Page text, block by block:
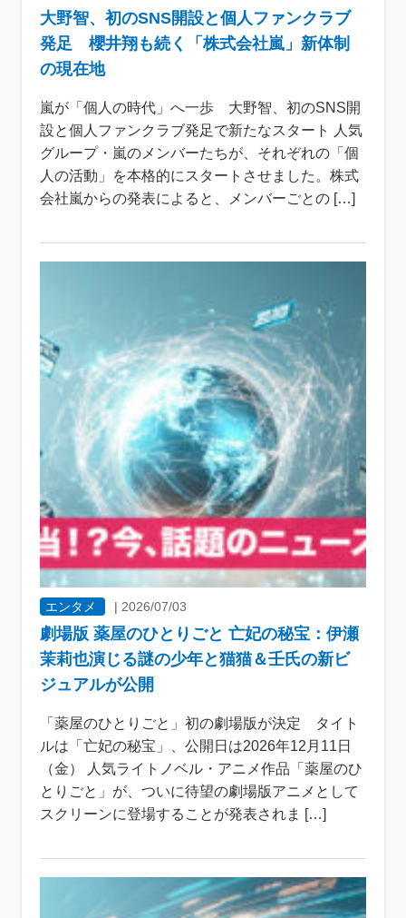
大野智、初のSNS開設と個人ファンクラブ
発足 櫻井翔も続く「株式会社嵐」新体制
の現在地
嵐が「個人の時代」へ一歩 大野智、初のSNS開
設と個人ファンクラブ発足で新たなスタート 人気
グループ・嵐のメンバーたちが、それぞれの「個
人の活動」を本格的にスタートさせました。株式
会社嵐からの発表によると、メンバーごとの […]
エンタメ | 2026/07/03
劇場版 薬屋のひとりごと 亡妃の秘宝：伊瀬
茉莉也演じる謎の少年と猫猫＆壬氏の新ビ
ジュアルが公開
「薬屋のひとりごと」初の劇場版が決定 タイト
ルは「亡妃の秘宝」、公開日は2026年12月11日
（金） 人気ライトノベル・アニメ作品「薬屋のひ
とりごと」が、ついに待望の劇場版アニメとして
スクリーンに登場することが発表されま […]